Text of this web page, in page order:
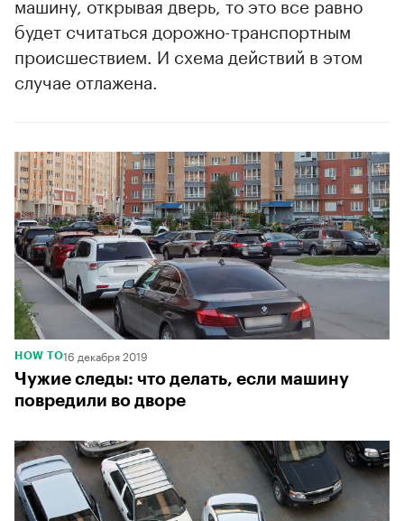
будет считаться дорожно-транспортным
происшествием. И схема действий в этом
случае отлажена.
HOW TO16 декабря 2019
Чужие следы: что делать, если машину
повредили во дворе